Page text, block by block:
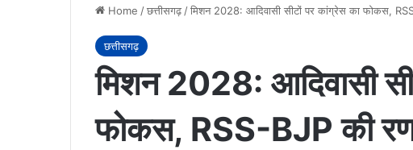
Home /छत्तीसगढ़ /मिशन 2028: आदिवासी सीटों पर कांग्रेस का फोकस,
छत्तीसगढ़
मिशन 2028: आदिवासी
फोकस, RSS-BJP की